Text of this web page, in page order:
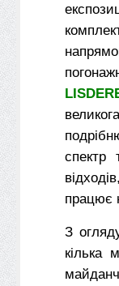
спектр
працює
З
кілька